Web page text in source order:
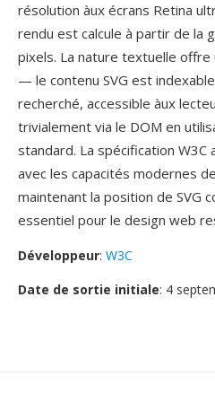
résolution àux écrans Retina
rendu est calcule à partir de la
pixels. La nature textuelle
— le contenu SVG est
recherché, accessible àux
trivialement via le DOM en
standard. La spécification
avec les capacités modernes
maintenant la position de SVG
essentiel pour le design web
Développeur: W3C
Date de sortie initiale: 4